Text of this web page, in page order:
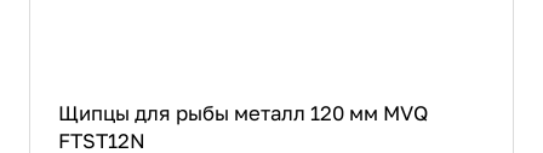
Щипцы для рыбы металл 120 мм MVQ
FTST12N